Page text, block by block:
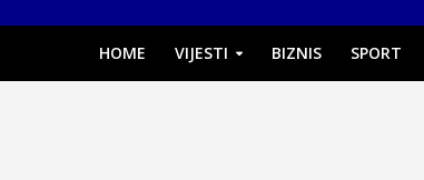
HOME VIJESTI BIZNIS SPORT